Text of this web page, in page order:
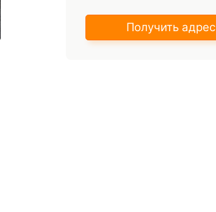
Получить адрес